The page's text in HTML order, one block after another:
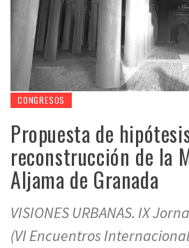
CONGRESOS
Propuesta de
reconstrucción de la
Aljama de Granada
VISIONES URBANAS. IX
(VI Encuentros